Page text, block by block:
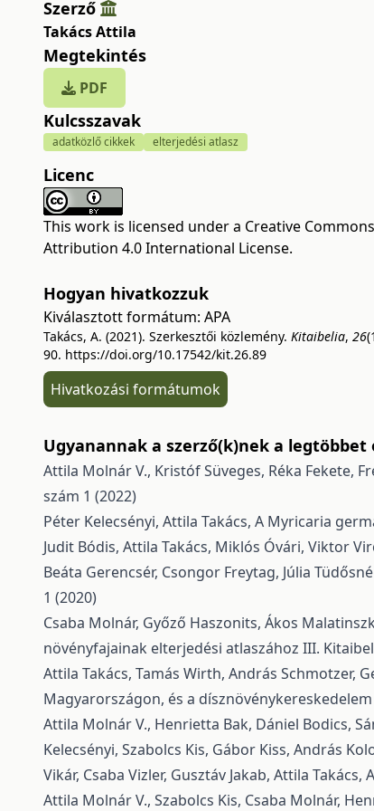
Szerző
Takács Attila
Megtekintés
PDF
Kulcsszavak
adatközlő cikkek elterjedési atlasz
Licenc
This work is licensed under a Creative Commons
Attribution 4.0 International License.
Hogyan hivatkozzuk
Kiválasztott formátum: APA
Takács, A. (2021). Szerkesztői közlemény. Kitaibelia, 26
90. https://doi.org/10.17542/kit.26.89
Hivatkozási formátumok
Ugyanannak a szerző(k)nek a
Attila Molnár V., Kristóf Süveges, Réka Fekete,
szám 1 (2022)
Péter Kelecsényi, Attila Takács, A Myricaria
Judit Bódis, Attila Takács, Miklós Óvári, Viktor
Beáta Gerencsér, Csongor Freytag, Júlia
1 (2020)
Csaba Molnár, Győző Haszonits, Ákos
növényfajainak elterjedési atlaszához III.
Attila Takács, Tamás Wirth, András Schmotzer,
Magyarországon, és a
Attila Molnár V., Henrietta Bak, Dániel Bodics,
Kelecsényi, Szabolcs Kis, Gábor Kiss, András
Vikár, Csaba Vizler, Gusztáv Jakab, Attila Takács,
Attila Molnár V., Szabolcs Kis, Csaba Molnár,